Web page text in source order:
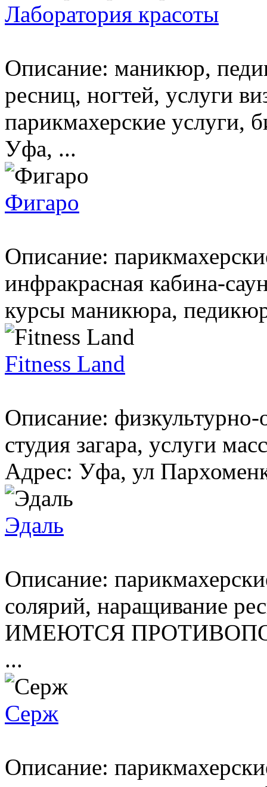
Лаборатория красоты
Описание: маникюр,
ресниц, ногтей, услуги
парикмахерские услуги,
Уфа, ...
Фигаро
Описание:
инфракрасная кабина-
курсы маникюра,
Fitness Land
Описание: физкультурно-
студия загара, услуги
Адрес: Уфа, ул
Эдаль
Описание:
солярий, наращивание
ИМЕЮТСЯ
...
Серж
Описание: